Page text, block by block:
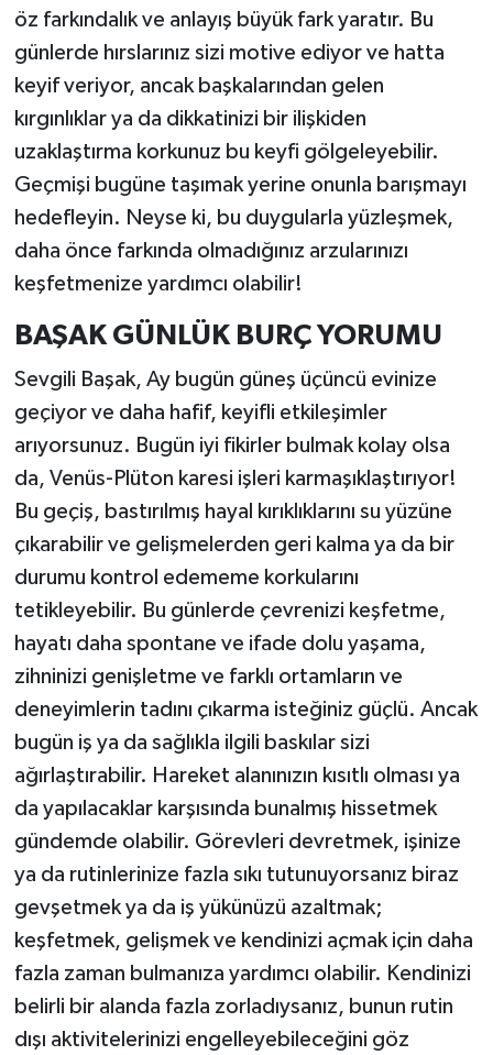
öz farkındalık ve anlayış büyük fark yaratır. Bu
günlerde hırslarınız sizi motive ediyor ve hatta
keyif veriyor, ancak başkalarından gelen
kırgınlıklar ya da dikkatinizi bir ilişkiden
uzaklaştırma korkunuz bu keyfi gölgeleyebilir.
Geçmişi bugüne taşımak yerine onunla barışmayı
hedefleyin. Neyse ki, bu duygularla yüzleşmek,
daha önce farkında olmadığınız arzularınızı
keşfetmenize yardımcı olabilir!
BAŞAK GÜNLÜK BURÇ YORUMU
Sevgili Başak, Ay bugün güneş üçüncü evinize
geçiyor ve daha hafif, keyifli etkileşimler
arıyorsunuz. Bugün iyi fikirler bulmak kolay olsa
da, Venüs-Plüton karesi işleri karmaşıklaştırıyor!
Bu geçiş, bastırılmış hayal kırıklıklarını su yüzüne
çıkarabilir ve gelişmelerden geri kalma ya da bir
durumu kontrol edememe korkularını
tetikleyebilir. Bu günlerde çevrenizi keşfetme,
hayatı daha spontane ve ifade dolu yaşama,
zihninizi genişletme ve farklı ortamların ve
deneyimlerin tadını çıkarma isteğiniz güçlü. Ancak
bugün iş ya da sağlıkla ilgili baskılar sizi
ağırlaştırabilir. Hareket alanınızın kısıtlı olması ya
da yapılacaklar karşısında bunalmış hissetmek
gündemde olabilir. Görevleri devretmek, işinize
ya da rutinlerinize fazla sıkı tutunuyorsanız biraz
gevşetmek ya da iş yükünüzü azaltmak;
keşfetmek, gelişmek ve kendinizi açmak için daha
fazla zaman bulmanıza yardımcı olabilir. Kendinizi
belirli bir alanda fazla zorladıysanız, bunun rutin
dışı aktivitelerinizi engelleyebileceğini göz